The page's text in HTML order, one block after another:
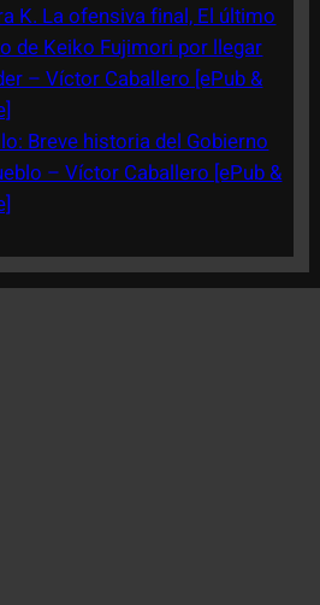
K. La ofensiva final, El último
de Keiko Fujimori por llegar
– Víctor Caballero [ePub &
Breve historia del Gobierno
– Víctor Caballero [ePub &